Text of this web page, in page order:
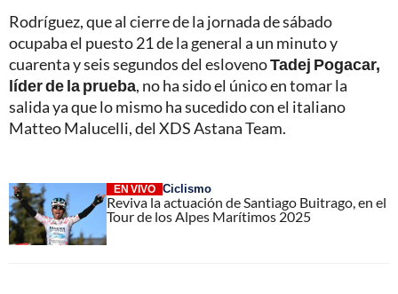
Rodríguez, que al cierre de la jornada de sábado
ocupaba el puesto 21 de la general a un minuto y
cuarenta y seis segundos del eslovenoTadej Pogacar,
líder de la prueba, no ha sido el único en tomar la
salida ya que lo mismo ha sucedido con el italiano
Matteo Malucelli, del XDS Astana Team.
EN VIVO Ciclismo
Reviva la actuación de Santiago Buitrago, en el
Tour de los Alpes Marítimos 2025